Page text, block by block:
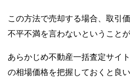
この方法で売却する場合、取引
不平不満を言わないということが
あらかじめ不動産一括査定サイ
の相場価格を把握しておくと良い